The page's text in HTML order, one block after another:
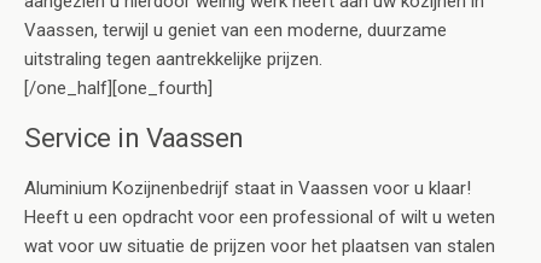
Vaassen, terwijl u geniet van een moderne, duurzame
uitstraling tegen aantrekkelijke prijzen.
[/one_half][one_fourth]
Service in Vaassen
Aluminium Kozijnenbedrijf staat in Vaassen voor u klaar!
Heeft u een opdracht voor een professional of wilt u weten
wat voor uw situatie de prijzen voor het plaatsen van stalen